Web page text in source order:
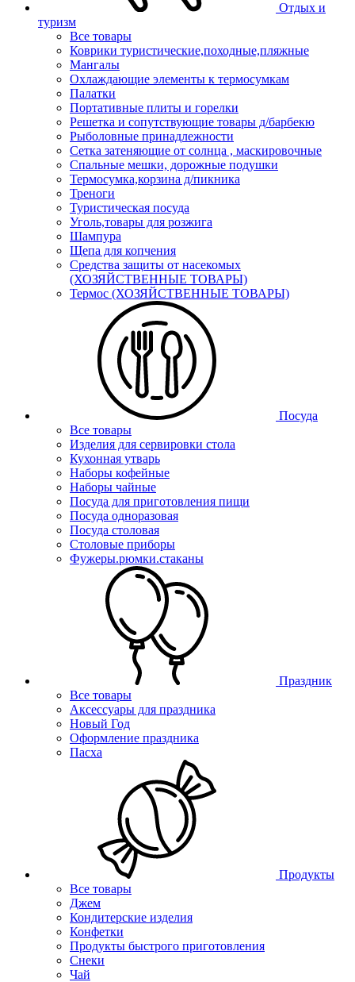
Отдых и
туризм
Все товары
Коврики туристические,походные,пляжные
Мангалы
Охлаждающие элементы к термосумкам
Палатки
Портативные плиты и горелки
Решетка и сопутствующие товары д/барбекю
Рыболовные принадлежности
Сетка затеняющие от солнца , маскировочные
Спальные мешки, дорожные подушки
Термосумка,корзина д/пикника
Треноги
Туристическая посуда
Уголь,товары для розжига
Шампура
Щепа для копчения
Средства защиты от насекомых
(ХОЗЯЙСТВЕННЫЕ ТОВАРЫ)
Термос (ХОЗЯЙСТВЕННЫЕ ТОВАРЫ)
Посуда
Все товары
Изделия для сервировки стола
Кухонная утварь
Наборы кофейные
Наборы чайные
Посуда для приготовления пищи
Посуда одноразовая
Посуда столовая
Столовые приборы
Фужеры.рюмки.стаканы
Праздник
Все товары
Аксессуары для праздника
Новый Год
Оформление праздника
Пасха
Продукты
Все товары
Джем
Кондитерские изделия
Конфетки
Продукты быстрого приготовления
Снеки
Чай